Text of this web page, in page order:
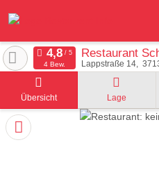
Restaurant
Lappstraße 14
4 Bew.
Übersicht Lage